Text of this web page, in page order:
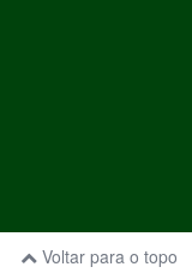
Voltar para o topo